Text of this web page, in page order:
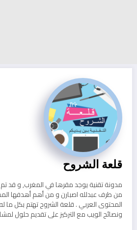
قلعة الشروح
من طرف عبدلله اصبارن و من أهم أهدفها
المحتوى العربي . قلعة الشروح تهتم بكل ما
ونصائح الويب مع التركيز على تقديم حلول